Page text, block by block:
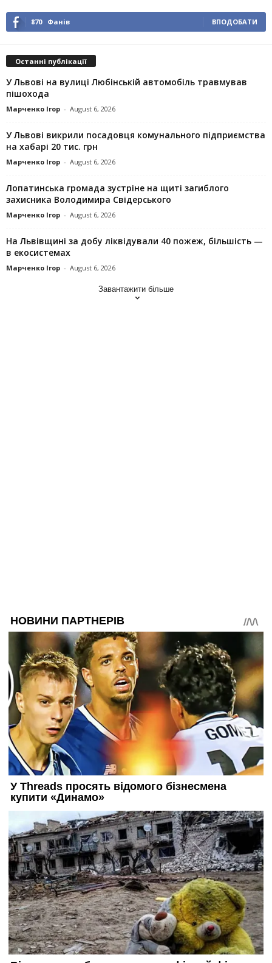
870 Фанів ВПОДОБАТИ
Останні публікації
У Львові на вулиці Любінській автомобіль травмував
пішохода
Марченко Ігор - August 6, 2026
У Львові викрили посадовця комунального підприємства
на хабарі 20 тис. грн
Марченко Ігор - August 6, 2026
Лопатинська громада зустріне на щиті загиблого
захисника Володимира Свідерського
Марченко Ігор - August 6, 2026
На Львівщині за добу ліквідували 40 пожеж, більшість —
в екосистемах
Марченко Ігор - August 6, 2026
Завантажити більше